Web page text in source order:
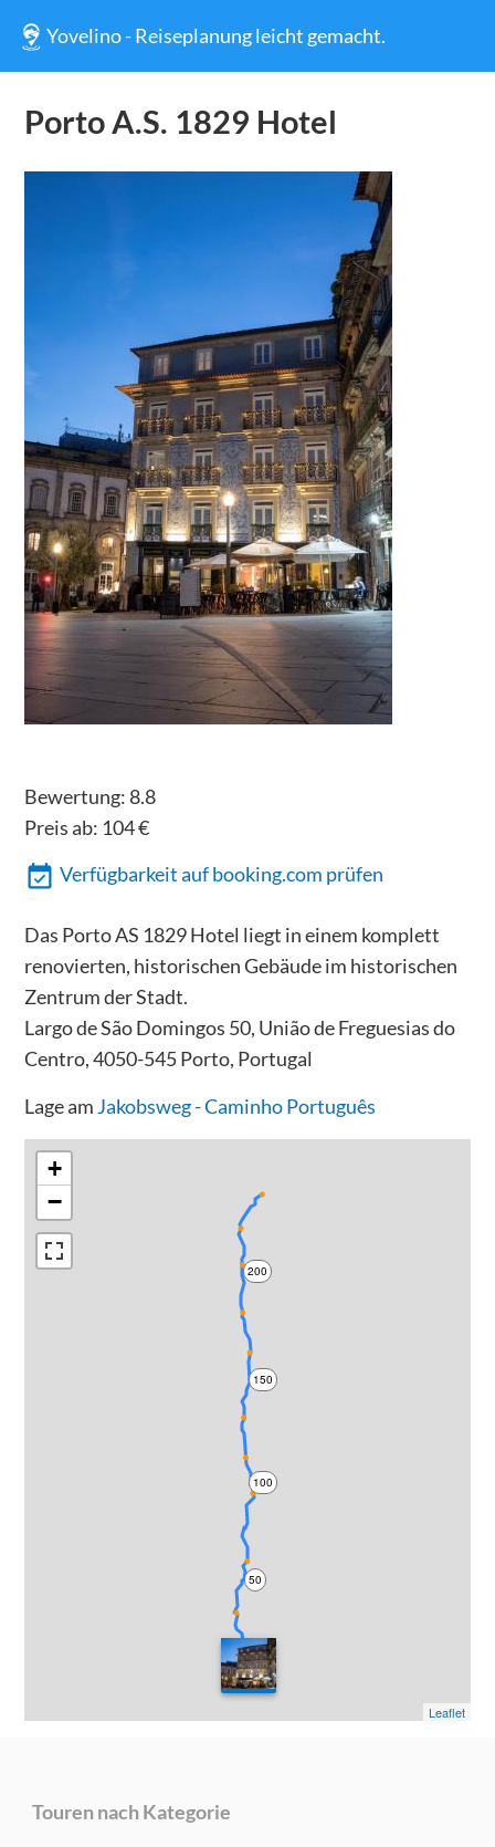
Yovelino - Reiseplanung leicht gemacht.
Porto A.S. 1829 Hotel
Bewertung: 8.8
Preis ab: 104€
Verfügbarkeit auf booking.com prüfen
Das Porto AS 1829 Hotel liegt in einem komplett
renovierten, historischen Gebäude im historischen
Zentrum der Stadt.
Largo de São Domingos 50, União de Freguesias do
Centro, 4050-545 Porto, Portugal
Lage am Jakobsweg - Caminho Português
0
50
100
150
200
+
−
Leaflet
Touren nach Kategorie